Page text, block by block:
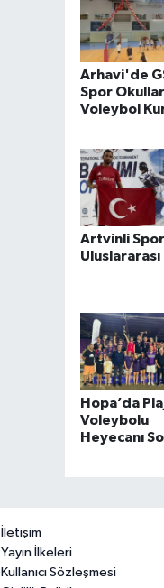
Arhavi'de
Spor
Voleybol
Artvinli
Uluslararası
Hopa’da
Voleybolu
Heyecanı
İletişim
Yayın İlkeleri
Kullanıcı Sözleşmesi